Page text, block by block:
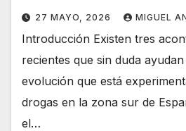
27 MAYO, 2026 MIGUEL
Introducción Existen tres
recientes que sin duda
evolución que está
drogas en la zona sur de
el…